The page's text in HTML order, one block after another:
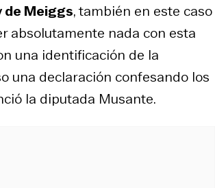
de Meiggs, también en este caso
absolutamente nada con esta
una identificación de la
una declaración confesando los
la diputada Musante.